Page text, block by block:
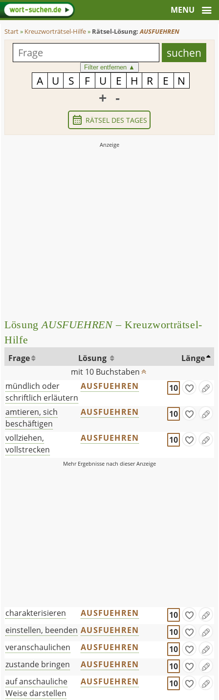
Start» Kreuzworträtsel-Hilfe» Rätsel-Lösung:AUSFUEHREN
Filter entfernen ▲
+ -
RÄTSEL DES TAGES
LösungAUSFUEHREN– Kreuzworträtsel-
Hilfe
Frage Lösung
Länge
mit 10 Buchstaben
mündlich oder
schriftlich erläutern
AUSFUEHREN 10
amtieren, sich
beschäftigen
AUSFUEHREN 10
vollziehen,
vollstrecken
AUSFUEHREN 10
charakterisieren AUSFUEHREN
10
einstellen, beenden AUSFUEHREN
10
veranschaulichen
AUSFUEHREN
10
zustande bringen
AUSFUEHREN
10
auf anschauliche
Weise darstellen
AUSFUEHREN 10